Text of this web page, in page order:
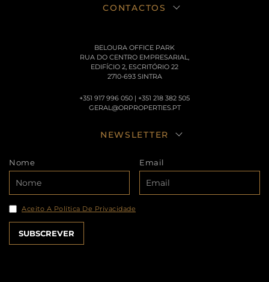
CONTACTOS
BELOURA OFFICE PARK
RUA DO CENTRO EMPRESARIAL,
EDIFÍCIO 2, ESCRITÓRIO 22
2710-693 SINTRA
+351 917 996 050 | +351 218 382 505
GERAL@ORPROPERTIES.PT
NEWSLETTER
Nome Email
Aceito A Política De Privacidade